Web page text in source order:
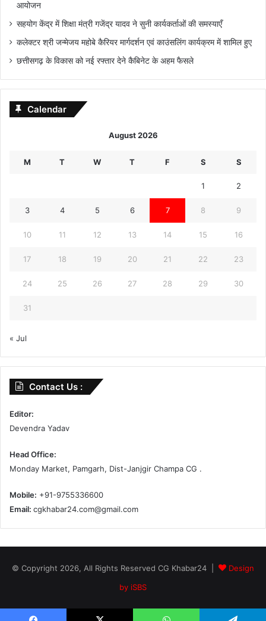
आयोजन
सहयोग केंद्र में शिक्षा मंत्री गजेंद्र यादव ने सुनी कार्यकर्ताओं की समस्याएँ
कलेक्टर श्री जन्मेजय महोबे कैरियर मार्गदर्शन एवं काउंसलिंग कार्यक्रम में शामिल हुए
छत्तीसगढ़ के विकास को नई रफ्तार देने कैबिनेट के अहम फैसले
Calendar
August 2026
M T W T F S S
1 2
3 4 5 6 7 8 9
10 11 12 13 14 15 16
17 18 19 20 21 22 23
24 25 26 27 28 29 30
31
« Jul
Contact Us :
Editor:
Devendra Yadav
Head Office:
Monday Market, Pamgarh, Dist-Janjgir Champa CG .
Mobile: +91-9755336600
Email: cgkhabar24.com@gmail.com
© Copyright 2026, All Rights Reserved CG Khabar24 |
Design
by iSBS